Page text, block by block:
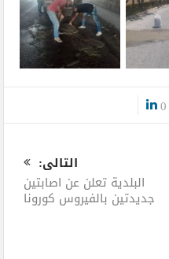
0
التالى:
البلدية تعلن عن اصابتين
جديدتين بالفيروس كورونا